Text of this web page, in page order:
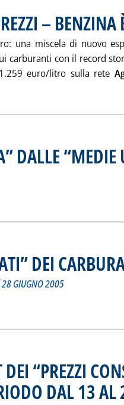
– BENZINA
una miscela di nuovo
carburanti con il record
euro/litro sulla rete
DALLE “MEDIE
ITALIA” DALLE “MEDIE
DEI
28 GIUGNO 2005
DEI
“PREZZI
DAL 13